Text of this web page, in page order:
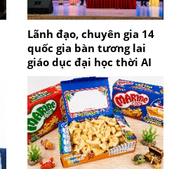
Lãnh đạo, chuyên gia 14
quốc gia bàn tương lai
giáo dục đại học thời AI